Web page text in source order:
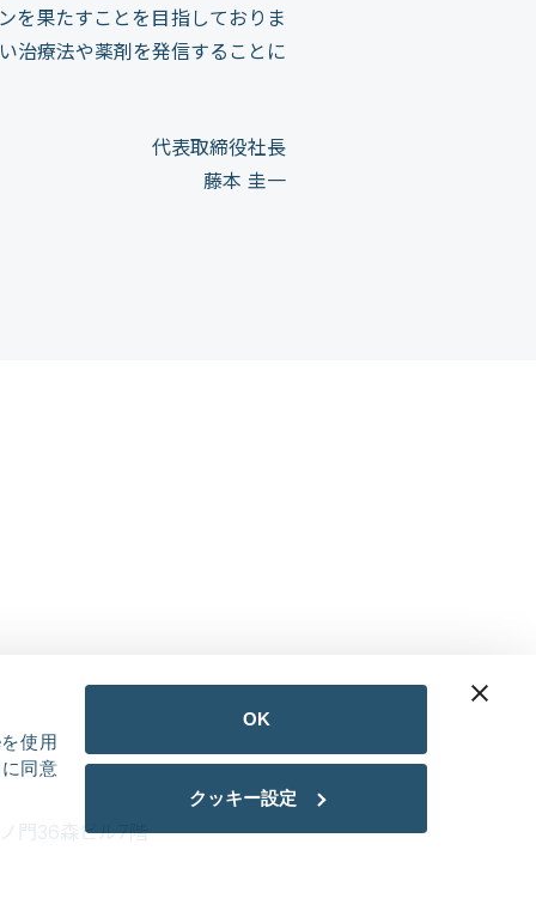
使用
同意
OK
クッキー設定
を果たすことを目指しておりま
治療法や薬剤を発信することに
代表取締役社長
藤本 圭一
ノ門36森ビル7階